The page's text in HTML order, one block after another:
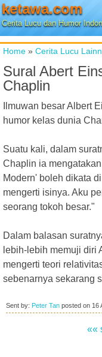
ketawa.com
Cerita Lucu dan Humor
Home » Cerita Lucu
Sural Abert
Chaplin
Ilmuwan besar Albert
humor kelas dunia
Suatu kali, dalam
Chaplin ia
Modern' boleh dikata
mengerti isinya. Aku
seorang tokoh besar."
Dalam balasan
lebih-lebih memuji diri
mengerti teori
sebenarnya sekarang
Sent by: Peter Tan posted on 16
««